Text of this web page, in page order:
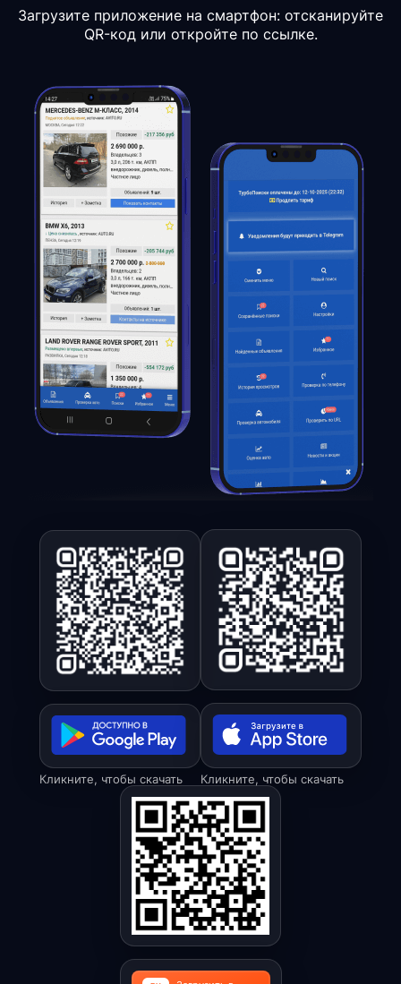
Загрузите приложение на смартфон: отсканируйте
QR-код или откройте по ссылке.
Кликните, чтобы скачать Кликните, чтобы скачать